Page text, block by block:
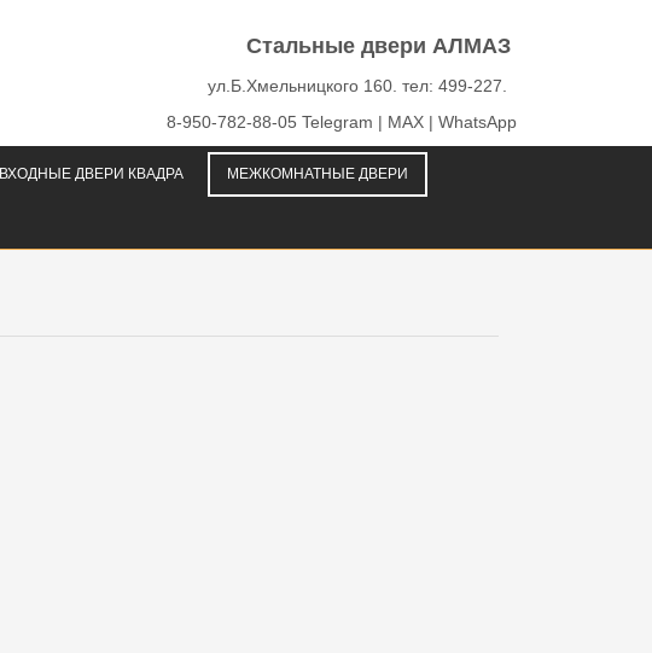
Стальные двери АЛМАЗ
ул.Б.Хмельницкого 160. тел: 499-227.
8-950-782-88-05 Telegram | MAX | WhatsApp
ВХОДНЫЕ ДВЕРИ КВАДРА МЕЖКОМНАТНЫЕ ДВЕРИ